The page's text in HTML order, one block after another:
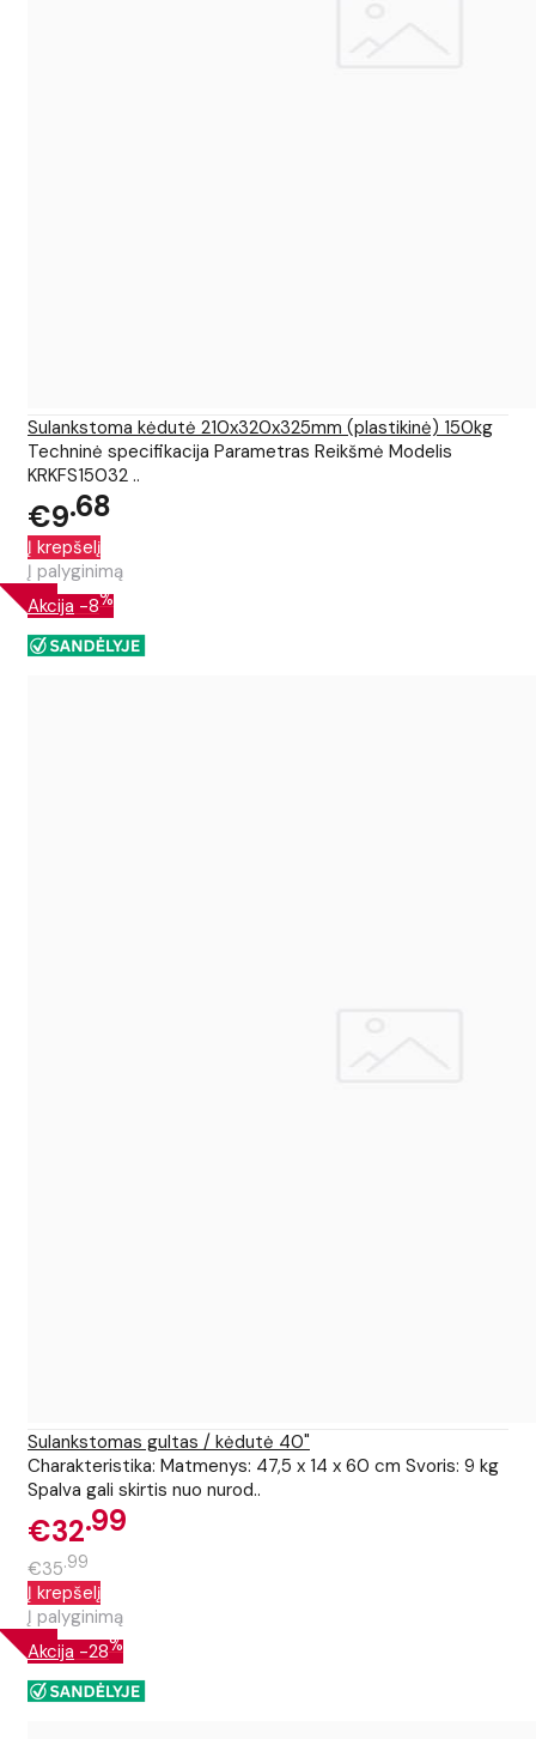
Sulankstoma kėdutė 210x320x325mm (plastikinė) 150kg
Techninė specifikacija Parametras Reikšmė Modelis
KRKFS15032 ..
€9 68
Į krepšelį
Į palyginimą
Akcija -8%
Sulankstomas gultas / kėdutė 40"
Charakteristika: Matmenys: 47,5 x 14 x 60 cm Svoris: 9 kg
Spalva gali skirtis nuo nurod..
€32 99
€35 99
Į krepšelį
Į palyginimą
Akcija -28%